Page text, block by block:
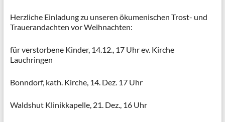
Herzliche Einladung zu unseren ökumenischen Trost- und
Trauerandachten vor Weihnachten:
für verstorbene Kinder, 14.12., 17 Uhr ev. Kirche
Lauchringen
Bonndorf, kath. Kirche, 14. Dez. 17 Uhr
Waldshut Klinikkapelle, 21. Dez., 16 Uhr